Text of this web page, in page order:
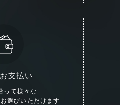
支払い
って様々な
選びいただけます